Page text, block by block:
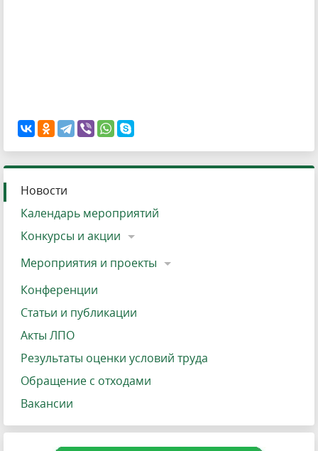
Новости
Календарь мероприятий
Конкурсы и акции
Мероприятия и проекты
Конференции
Статьи и публикации
Акты ЛПО
Результаты оценки условий труда
Обращение с отходами
Вакансии